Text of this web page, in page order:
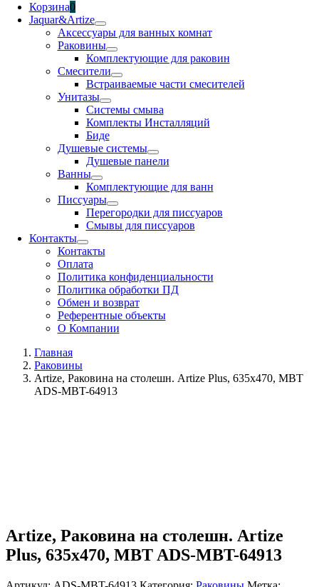
Корзина0
Jaquar&Artize
Аксессуары для ванных комнат
Раковины
Комплектующие для раковин
Смесители
Встраиваемые части смесителей
Унитазы
Системы смыва
Комплекты Инсталляций
Биде
Душевые системы
Душевые панели
Ванны
Комплектующие для ванн
Писсуары
Перегородки для писсуаров
Смывы для писсуаров
Контакты
Контакты
Оплата
Политика конфиденциальности
Политика обработки ПД
Обмен и возврат
Референтные объекты
О Компании
Главная
Раковины
Artize, Раковина на столешн. Artize Plus, 635х470, MBT
ADS-MBT-64913
Artize, Раковина на столешн. Artize
Plus, 635х470, MBT ADS-MBT-64913